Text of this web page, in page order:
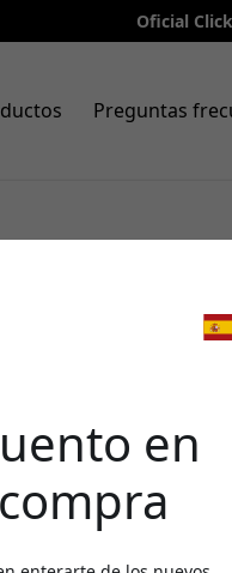
Oficial
Preguntas
de 9,
romana,
Verde
en